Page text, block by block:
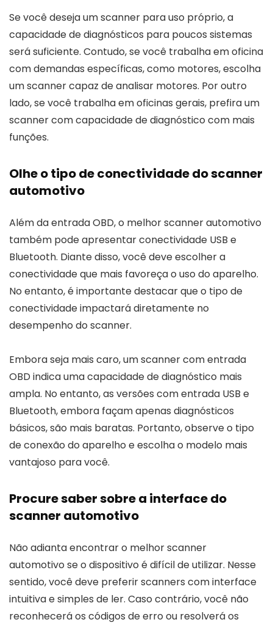
Se você deseja um scanner para uso próprio, a
capacidade de diagnósticos para poucos sistemas
será suficiente. Contudo, se você trabalha em oficina
com demandas específicas, como motores, escolha
um scanner capaz de analisar motores. Por outro
lado, se você trabalha em oficinas gerais, prefira um
scanner com capacidade de diagnóstico com mais
funções.
Olhe o tipo de conectividade do scanner
automotivo
Além da entrada OBD, o melhor scanner automotivo
também pode apresentar conectividade USB e
Bluetooth. Diante disso, você deve escolher a
conectividade que mais favoreça o uso do aparelho.
No entanto, é importante destacar que o tipo de
conectividade impactará diretamente no
desempenho do scanner.
Embora seja mais caro, um scanner com entrada
OBD indica uma capacidade de diagnóstico mais
ampla. No entanto, as versões com entrada USB e
Bluetooth, embora façam apenas diagnósticos
básicos, são mais baratas. Portanto, observe o tipo
de conexão do aparelho e escolha o modelo mais
vantajoso para você.
Procure saber sobre a interface do
scanner automotivo
Não adianta encontrar o melhor scanner
automotivo se o dispositivo é difícil de utilizar. Nesse
sentido, você deve preferir scanners com interface
intuitiva e simples de ler. Caso contrário, você não
reconhecerá os códigos de erro ou resolverá os